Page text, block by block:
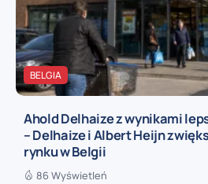
BELGIA
Ahold Delhaize z wynikami
– Delhaize i Albert Heijn
rynku w Belgii
86 Wyświetleń